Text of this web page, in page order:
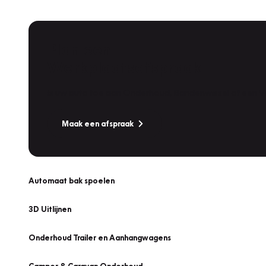
Maak een afspraak
Automaat bak spoelen
3D Uitlijnen
Onderhoud Trailer en Aanhangwagens